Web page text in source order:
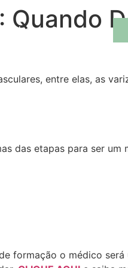
Blog Contato
Quando
entre elas, as
das etapas para ser um
formação o médico será